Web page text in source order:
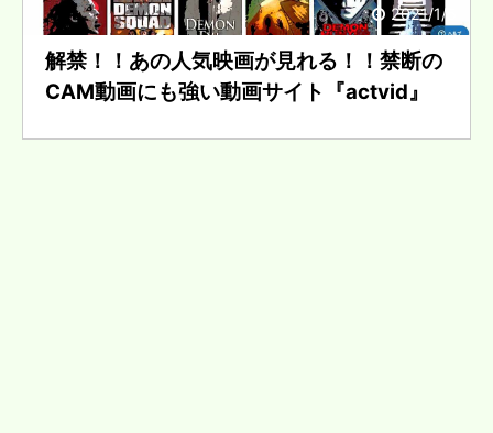
2021/1/5
解禁！！あの人気映画が見れる！！禁断の
CAM動画にも強い動画サイト『actvid』